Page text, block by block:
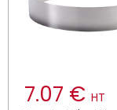
7.07 € HT